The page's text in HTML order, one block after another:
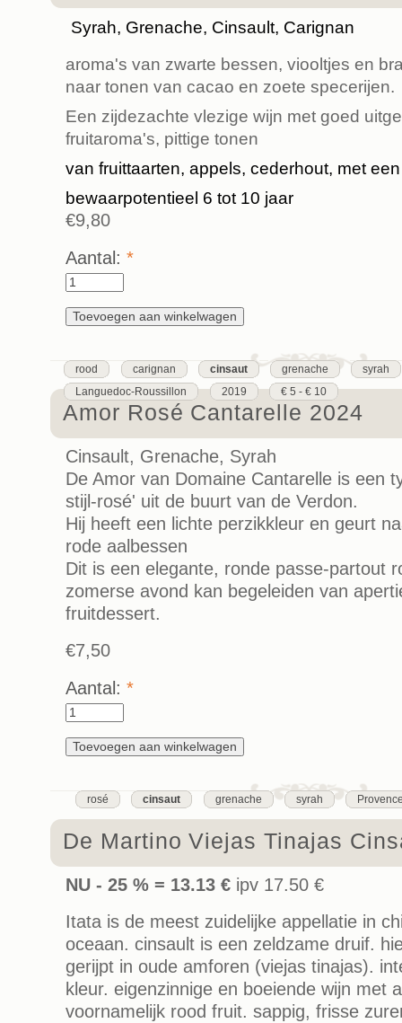
Syrah, Grenache, Cinsault, Carignan
aroma's van zwarte bessen, viooltjes en
naar tonen van cacao en zoete specerijen.
Een zijdezachte vlezige wijn met goed
fruitaroma's, pittige tonen
van fruittaarten, appels, cederhout, met
bewaarpotentieel 6 tot 10 jaar
€9,80
Aantal: *
rood carignan cinsaut grenache
syrah
Languedoc-Roussillon
2019 € 5 - € 10
Amor Rosé Cantarelle 2024
Cinsault, Grenache, Syrah
De Amor van Domaine Cantarelle is een
stijl-rosé' uit de buurt van de Verdon.
Hij heeft een lichte perzikkleur en geurt
rode aalbessen
Dit is een elegante, ronde passe-partout
zomerse avond kan begeleiden van
fruitdessert.
€7,50
Aantal: *
rosé cinsaut grenache syrah
De Martino Viejas Tinajas
NU - 25 % = 13.13 € ipv 17.50 €
Itata is de meest zuidelijke appellatie in
oceaan. cinsault is een zeldzame druif.
gerijpt in oude amforen (viejas tinajas).
kleur. eigenzinnige en boeiende wijn met
voornamelijk rood fruit. sappig, frisse